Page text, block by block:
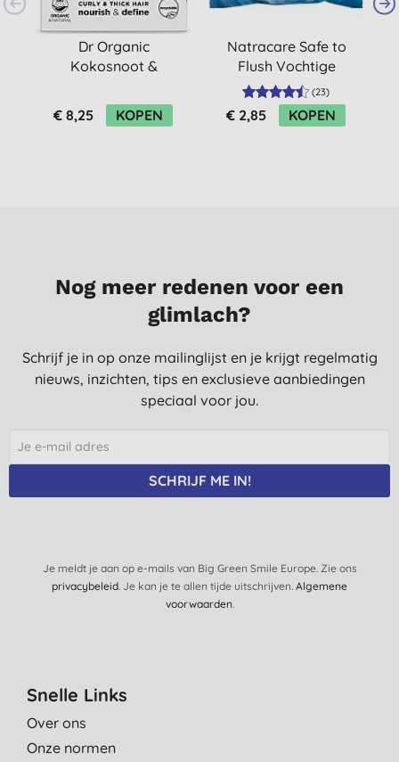
Dr Organic
Kokosnoot &
Shampoo &
Conditioner Bar
€ 8,25 KOPEN
Natracare Safe to
Flush Vochtige
Doekjes(23)
€ 2,85 KOPEN
Nog meer redenen voor een
glimlach?
Schrijf je in op onze mailinglijst en je krijgt regelmatig
nieuws, inzichten, tips en exclusieve aanbiedingen
speciaal voor jou.
SCHRIJF ME IN!
Je meldt je aan op e-mails van Big Green Smile Europe. Zie ons
privacybeleid. Je kan je te allen tijde uitschrijven. Algemene
voorwaarden.
Snelle Links
Over ons
Onze normen